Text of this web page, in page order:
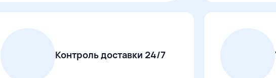
Контроль доставки 24/7